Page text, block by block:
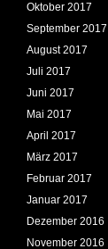
Oktober 2017
September 2017
August 2017
Juli 2017
Juni 2017
Mai 2017
April 2017
März 2017
Februar 2017
Januar 2017
Dezember 2016
November 2016